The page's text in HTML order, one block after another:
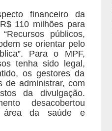
financeiro da
110 milhões para
públicos,
se orientar pelo
Para o MPF,
tenha sido legal,
os gestores da
de administrar, com
da divulgação.
desacobertou
área da saúde e